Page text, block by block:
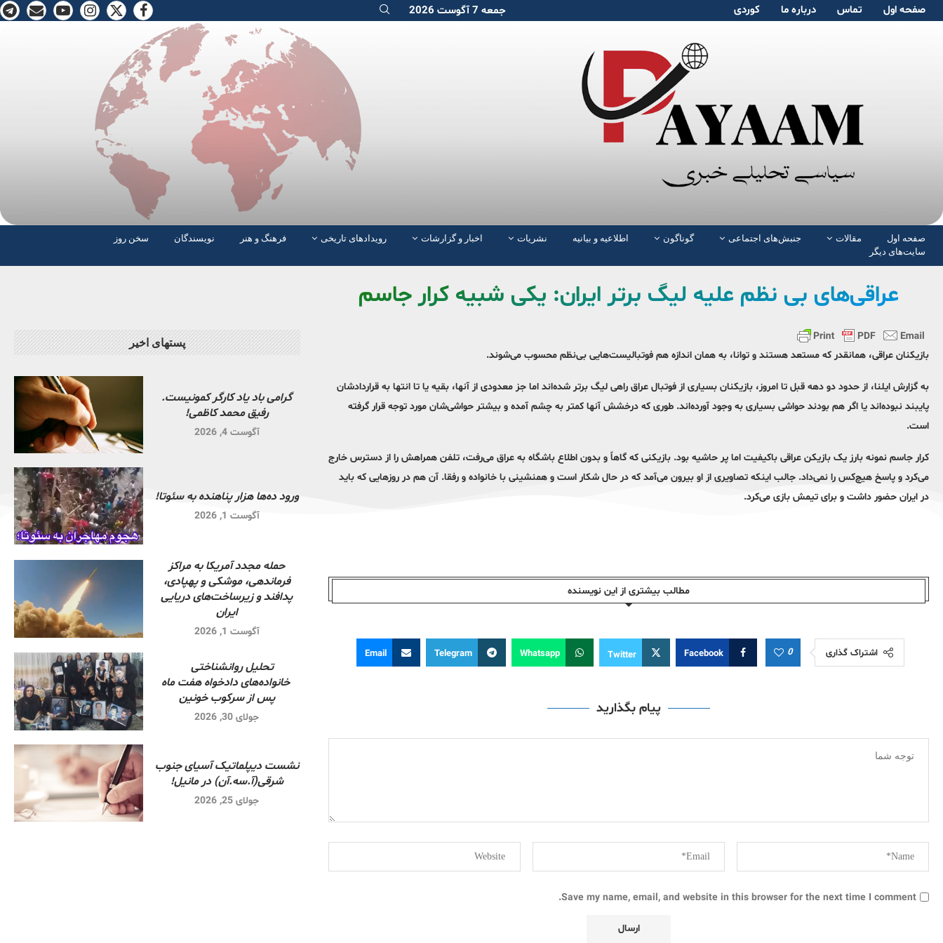
صفحە اول تماس دربارە ما کوردی جمعه 7 آگوست 2026
صفحە اول مقالات جنبش‌های اجتماعی گوناگون اطلاعیه و بیانیه نشریات اخبار و گزارشات رویدادهای تاریخی فرهنگ و هنر نویسندگان
سخن روز
سایت‌های دیگر
عراقی‌های بی نظم علیه لیگ برتر ایران: یکی شبیه کرار جاسم
بازیکنان عراقی، همانقدر که مستعد هستند و توانا، به همان اندازه هم فوتبالیست‌هایی بی‌نظم محسوب می‌شوند.
به گزارش ایلنا، از حدود دو دهه قبل تا امروز، بازیکنان بسیاری از فوتبال عراق راهی لیگ برتر شده‌اند اما جز معدودی از آنها، بقیه یا تا انتها به قراردادشان
پایبند نبوده‌اند یا اگر هم بودند حواشی بسیاری به وجود آورده‌اند. طوری که درخشش آنها کمتر به چشم آمده و بیشتر حواشی‌شان مورد توجه قرار گرفته
است.
کرار جاسم نمونه بارز یک بازیکن عراقی باکیفیت اما پر حاشیه بود. بازیکنی که گاهاً و بدون اطلاع باشگاه به عراق می‌رفت، تلفن همراهش را از دسترس خارج
می‌کرد و پاسخ هیچ‌کس را نمی‌داد. جالب اینکه تصاویری از او بیرون می‌آمد که در حال شکار است و همنشینی با خانواده و رفقا. آن هم در روزهایی که باید
در ایران حضور داشت و برای تیمش بازی می‌کرد.
مطالب بیشتری از این نویسندە
اشتراک گذاری 0
Facebook
Twitter
Whatsapp
Telegram
Email
پیام بگذارید
Save my name, email, and website in this browser for the next time I comment.
پستهای اخیر
گرامی باد یاد کارگر کمونیست.
رفیق محمد کاظمی!
آگوست 4, 2026
ورود ده‌ها هزار پناهنده به سئوتا!
آگوست 1, 2026
حمله مجدد آمریکا به مراکز
فرماندهی، موشکی و پهپادی،
پدافند و زیرساخت‌های دریایی
ایران
آگوست 1, 2026
تحلیل روانشناختی
خانواده‌های دادخواه هفت ماه
پس از سرکوب خونین
جولای 30, 2026
نشست دیپلماتیک آسیای جنوب
شرقی‌(آ.سه.آن) در مانیل!
جولای 25, 2026